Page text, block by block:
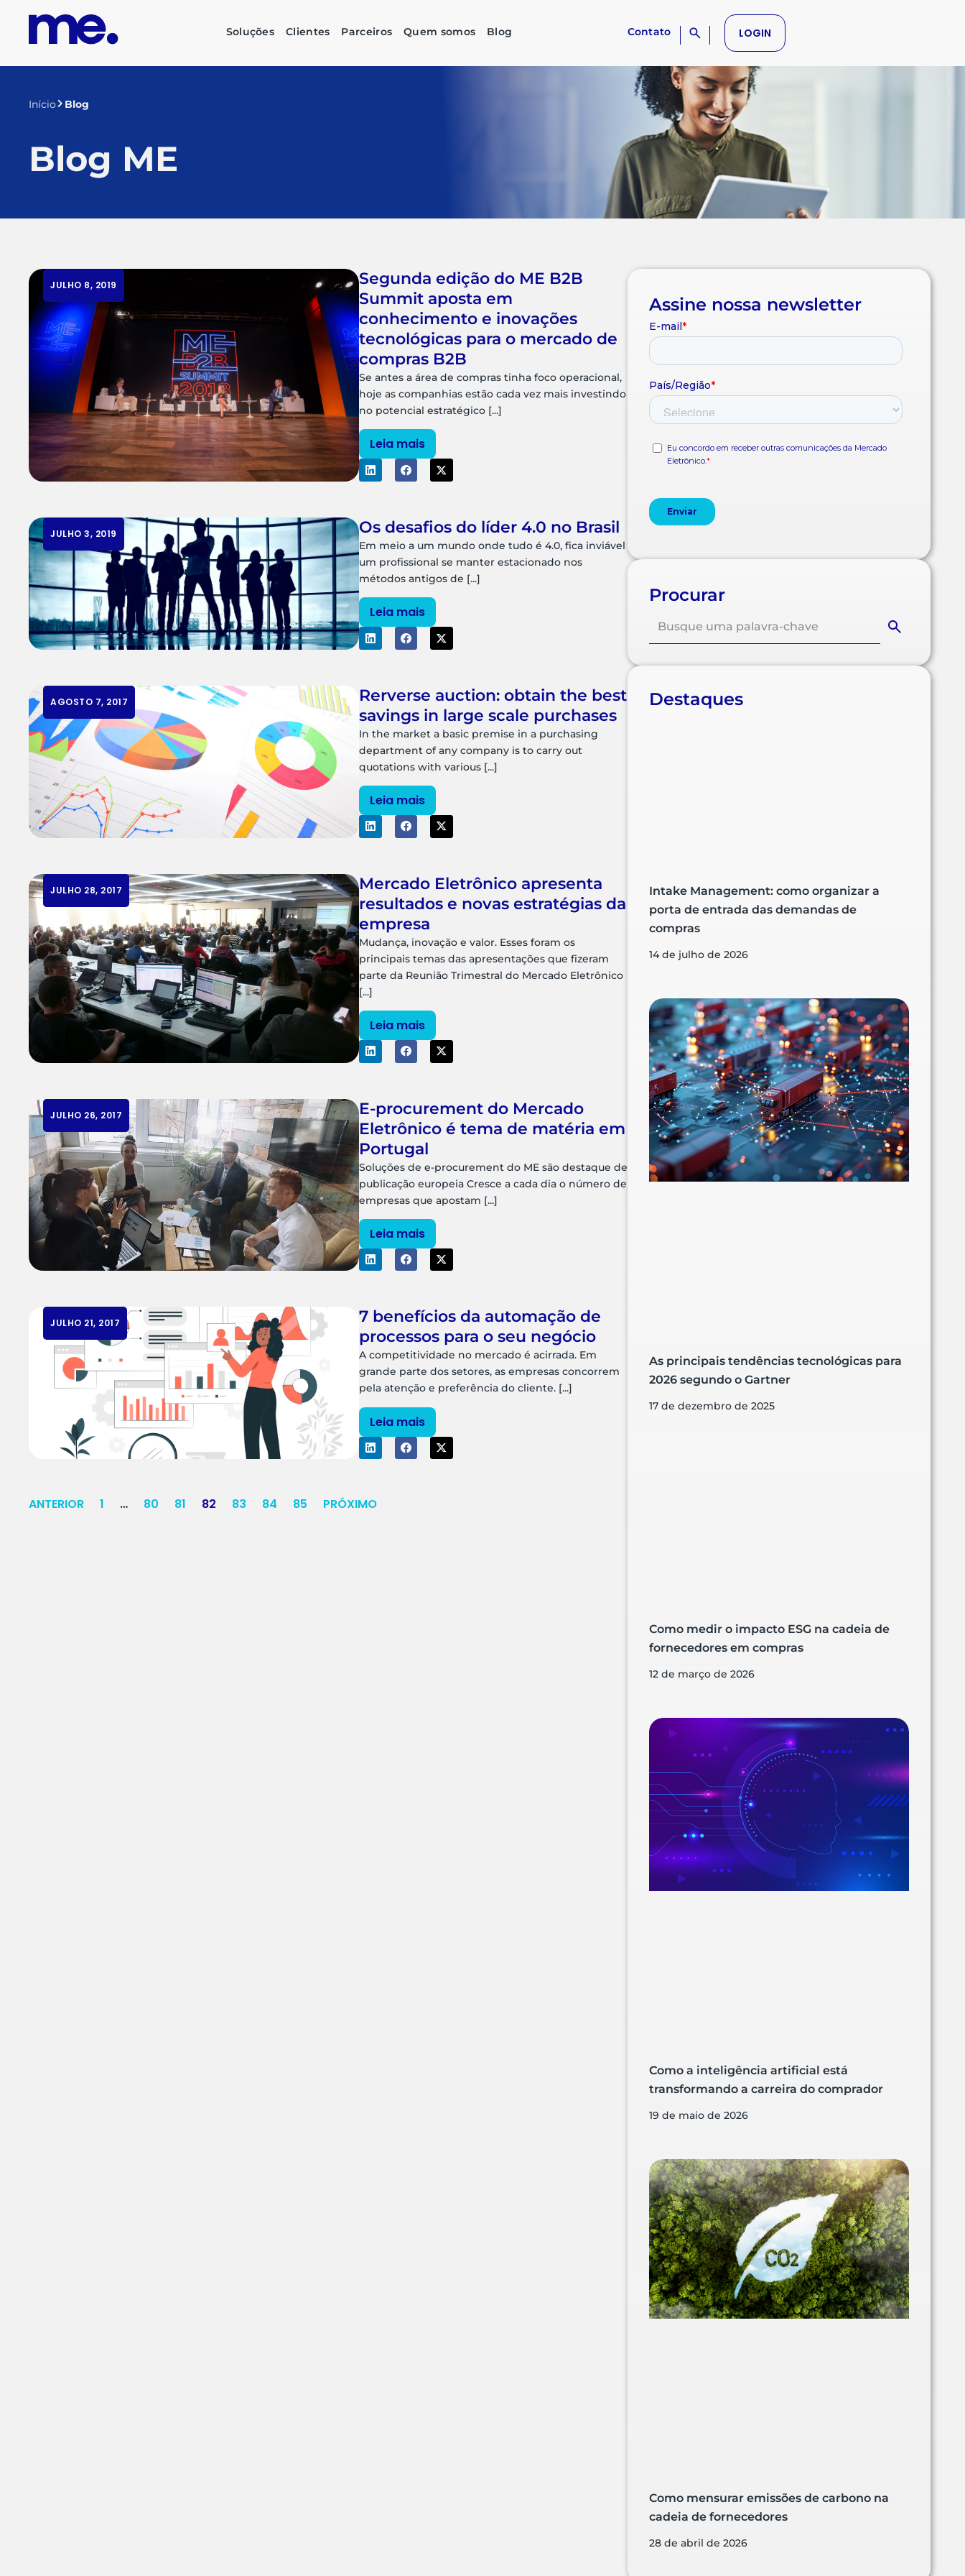
Soluções Clientes Parceiros Quem somos Blog Contato LOGIN
Início Blog
Blog ME
JULHO 8, 2019
Segunda edição do ME B2B
Summit aposta em
conhecimento e inovações
tecnológicas para o mercado de
compras B2B
Se antes a área de compras tinha foco operacional,
hoje as companhias estão cada vez mais investindo
no potencial estratégico [...]
Leia mais
JULHO 3, 2019 Os desafios do líder 4.0 no Brasil
Em meio a um mundo onde tudo é 4.0, fica inviável
um profissional se manter estacionado nos
métodos antigos de [...]
Leia mais
AGOSTO 7, 2017
Rerverse auction: obtain the best
savings in large scale purchases
In the market a basic premise in a purchasing
department of any company is to carry out
quotations with various [...]
Leia mais
JULHO 28, 2017
Mercado Eletrônico apresenta
resultados e novas estratégias da
empresa
Mudança, inovação e valor. Esses foram os
principais temas das apresentações que fizeram
parte da Reunião Trimestral do Mercado Eletrônico
[...]
Leia mais
JULHO 26, 2017
E-procurement do Mercado
Eletrônico é tema de matéria em
Portugal
Soluções de e-procurement do ME são destaque de
publicação europeia Cresce a cada dia o número de
empresas que apostam [...]
Leia mais
JULHO 21, 2017
7 benefícios da automação de
processos para o seu negócio
A competitividade no mercado é acirrada. Em
grande parte dos setores, as empresas concorrem
pela atenção e preferência do cliente. [...]
Leia mais
ANTERIOR 1 … 80 81 82 83 84 85 PRÓXIMO
Assine nossa newsletter
Procurar
Destaques
Intake Management: como organizar a
porta de entrada das demandas de
compras
14 de julho de 2026
As principais tendências tecnológicas para
2026 segundo o Gartner
17 de dezembro de 2025
Como medir o impacto ESG na cadeia de
fornecedores em compras
12 de março de 2026
Como a inteligência artificial está
transformando a carreira do comprador
19 de maio de 2026
Como mensurar emissões de carbono na
cadeia de fornecedores
28 de abril de 2026